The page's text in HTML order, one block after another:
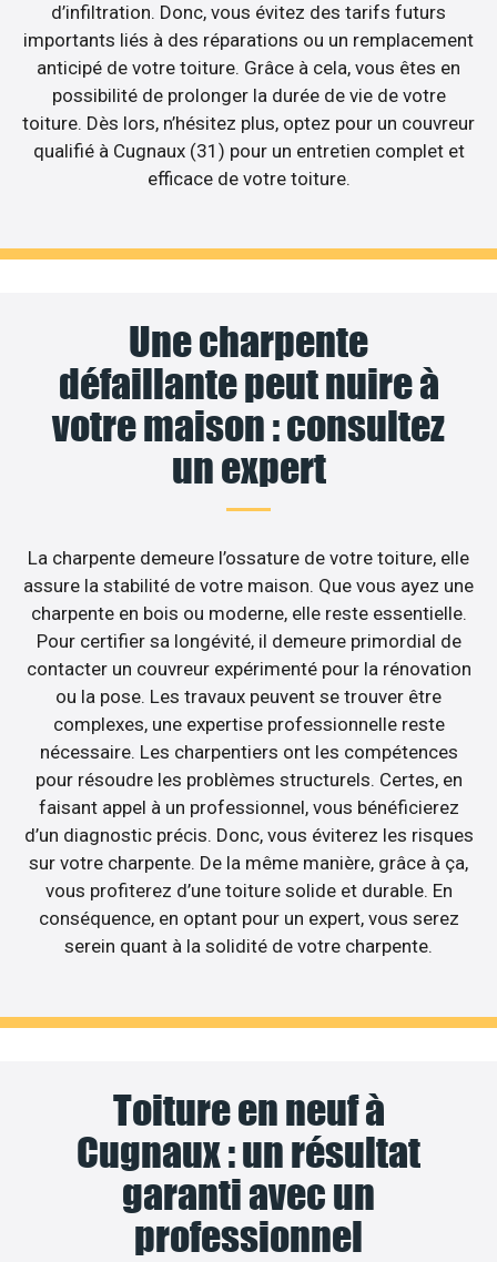
d’infiltration. Donc, vous évitez des tarifs futurs
importants liés à des réparations ou un remplacement
anticipé de votre toiture. Grâce à cela, vous êtes en
possibilité de prolonger la durée de vie de votre
toiture. Dès lors, n’hésitez plus, optez pour un couvreur
qualifié à Cugnaux (31) pour un entretien complet et
efficace de votre toiture.
Une charpente
défaillante peut nuire à
votre maison : consultez
un expert
La charpente demeure l’ossature de votre toiture, elle
assure la stabilité de votre maison. Que vous ayez une
charpente en bois ou moderne, elle reste essentielle.
Pour certifier sa longévité, il demeure primordial de
contacter un couvreur expérimenté pour la rénovation
ou la pose. Les travaux peuvent se trouver être
complexes, une expertise professionnelle reste
nécessaire. Les charpentiers ont les compétences
pour résoudre les problèmes structurels. Certes, en
faisant appel à un professionnel, vous bénéficierez
d’un diagnostic précis. Donc, vous éviterez les risques
sur votre charpente. De la même manière, grâce à ça,
vous profiterez d’une toiture solide et durable. En
conséquence, en optant pour un expert, vous serez
serein quant à la solidité de votre charpente.
Toiture en neuf à
Cugnaux : un résultat
garanti avec un
professionnel